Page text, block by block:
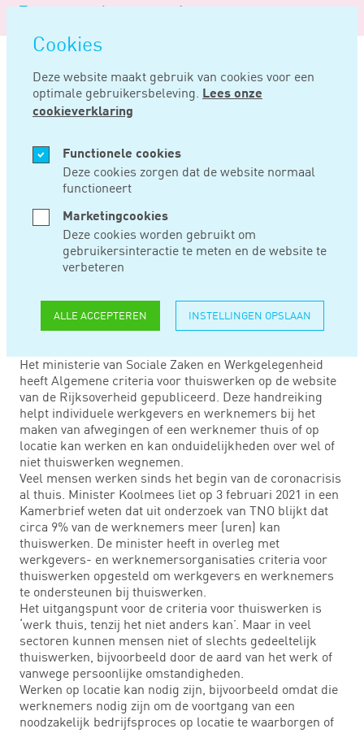
overslaan
Cookies
Deze website maakt gebruik van cookies voor een
optimale gebruikersbeleving. Lees onze
cookieverklaring
Functionele cookies
Deze cookies zorgen dat de website normaal
functioneert
Marketingcookies
Deze cookies worden gebruikt om
gebruikersinteractie te meten en de website te
verbeteren
ALLE ACCEPTEREN INSTELLINGEN OPSLAAN
Logo
Noord
Negentig
Home Nieuws
MRT 04, 2021
ALGEMENE
CRITERIA VOOR
THUISWERKEN
BESCHIKBAAR
Het ministerie van Sociale Zaken en Werkgelegenheid
heeft Algemene criteria voor thuiswerken op de website
van de Rijksoverheid gepubliceerd. Deze handreiking
helpt individuele werkgevers en werknemers bij het
maken van afwegingen of een werknemer thuis of op
locatie kan werken en kan onduidelijkheden over wel of
niet thuiswerken wegnemen.
Veel mensen werken sinds het begin van de coronacrisis
al thuis. Minister Koolmees liet op 3 februari 2021 in een
Kamerbrief weten dat uit onderzoek van TNO blijkt dat
circa 9% van de werknemers meer (uren) kan
thuiswerken. De minister heeft in overleg met
werkgevers- en werknemersorganisaties criteria voor
thuiswerken opgesteld om werkgevers en werknemers
te ondersteunen bij thuiswerken.
Het uitgangspunt voor de criteria voor thuiswerken is
‘werk thuis, tenzij het niet anders kan’. Maar in veel
sectoren kunnen mensen niet of slechts gedeeltelijk
thuiswerken, bijvoorbeeld door de aard van het werk of
vanwege persoonlijke omstandigheden.
Werken op locatie kan nodig zijn, bijvoorbeeld omdat die
werknemers nodig zijn om de voortgang van een
noodzakelijk bedrijfsproces op locatie te waarborgen of